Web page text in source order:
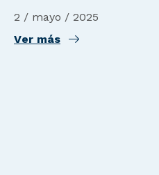
2 / mayo / 2025
Ver más